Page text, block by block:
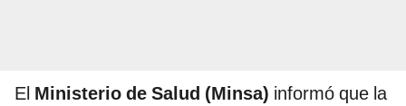
El Ministerio de Salud (Minsa) informó que la